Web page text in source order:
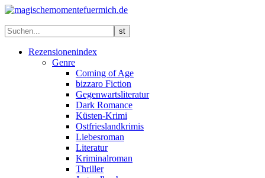
Rezensionenindex
Genre
Coming of Age
bizzaro Fiction
Gegenwartsliteratur
Dark Romance
Küsten-Krimi
Ostfrieslandkrimis
Liebesroman
Literatur
Kriminalroman
Thriller